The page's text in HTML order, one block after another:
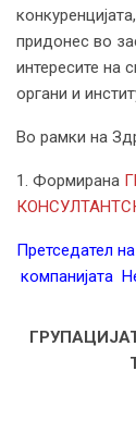
придонес во
интересите на
органи и
Во рамки на
1. Формирана
Претседател
компанијата